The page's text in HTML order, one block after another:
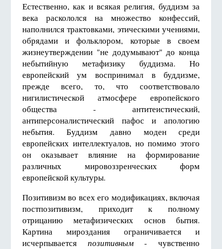
Естественно, как и всякая религия, буддизм за
века раскололся на множество конфессий,
наполнился трактовками, этическими учениями,
обрядами и фольклором, которые в своем
жизнеутверждении "не додумывают" до конца
небытийную метафизику буддизма. Но
европейский ум воспринимал в буддизме,
прежде всего, то, что соответствовало
нигилистической атмосфере европейского
общества - антитеистический,
антиперсоналистический пафос и апологию
небытия. Буддизм давно моден среди
европейских интеллектуалов, но помимо этого
он оказывает влияние на формирование
различных мировоззренческих форм
европейской культуры.
Позитивизм во всех его модификациях, включая
постпозитивизм, приходит к полному
отрицанию метафизических основ бытия.
Картина мироздания ограничивается и
исчерпывается позитивным- чувственно